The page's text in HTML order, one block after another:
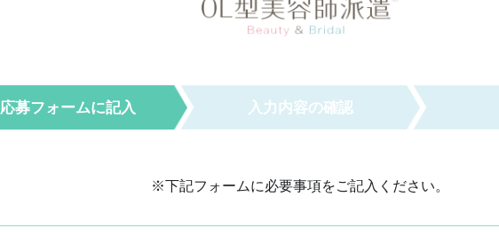
応募フォームに記入 入力内容の確認
※下記フォームに必要事項をご記入ください。